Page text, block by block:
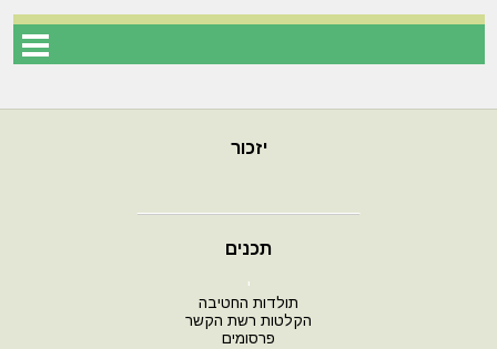
יזכור
תכנים
י
תולדות החטיבה
הקלטות רשת הקשר
פרסומים